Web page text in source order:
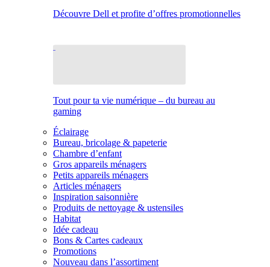
Découvre Dell et profite d’offres promotionnelles
Tout pour ta vie numérique – du bureau au
gaming
Éclairage
Bureau, bricolage & papeterie
Chambre d’enfant
Gros appareils ménagers
Petits appareils ménagers
Articles ménagers
Inspiration saisonnière
Produits de nettoyage & ustensiles
Habitat
Idée cadeau
Bons & Cartes cadeaux
Promotions
Nouveau dans l’assortiment